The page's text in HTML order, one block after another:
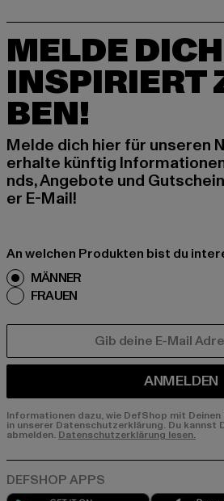
MELDE
INSPIRIERT
BEN!
Melde dich hier für unseren
erhalte künftig
nds, Angebote und
er E-Mail!
An welchen Produkten bist du
MÄNNER
FRAUEN
ANMELDEN
Informationen dazu, wie DefShop mit
in unserer Datenschutzerklärung. Du
abmelden. Datenschutzerklärung lesen.